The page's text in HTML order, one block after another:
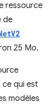
ressource
de
25 Mo.
ce qui est
modèles